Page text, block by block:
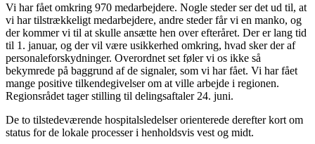
Vi har fået omkring 970 medarbejdere. Nogle steder ser det ud til, at
vi har tilstrækkeligt medarbejdere, andre steder får vi en manko, og
der kommer vi til at skulle ansætte hen over efteråret. Der er lang tid
til 1. januar, og der vil være usikkerhed omkring, hvad sker der af
personaleforskydninger. Overordnet set føler vi os ikke så
bekymrede på baggrund af de signaler, som vi har fået. Vi har fået
mange positive tilkendegivelser om at ville arbejde i regionen.
Regionsrådet tager stilling til delingsaftaler 24. juni.
De to tilstedeværende hospitalsledelser orienterede derefter kort om
status for de lokale processer i henholdsvis vest og midt.